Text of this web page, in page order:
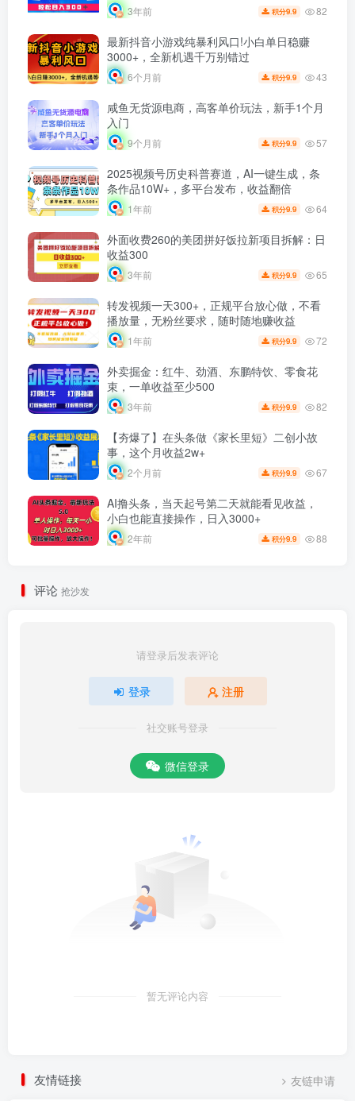
3年前 积分9.9 82
最新抖音小游戏纯暴利风口!小白单日稳赚
3000+，全新机遇千万别错过
6个月前 积分9.9 43
咸鱼无货源电商，高客单价玩法，新手1个月
入门
9个月前 积分9.9 57
2025视频号历史科普赛道，AI一键生成，条
条作品10W+，多平台发布，收益翻倍
1年前 积分9.9 64
外面收费260的美团拼好饭拉新项目拆解：日
收益300
3年前 积分9.9 65
转发视频一天300+，正规平台放心做，不看
播放量，无粉丝要求，随时随地赚收益
1年前 积分9.9 72
外卖掘金：红牛、劲酒、东鹏特饮、零食花
束，一单收益至少500
3年前 积分9.9 82
【夯爆了】在头条做《家长里短》二创小故
事，这个月收益2w+
2个月前 积分9.9 67
AI撸头条，当天起号第二天就能看见收益，
小白也能直接操作，日入3000+
2年前 积分9.9 88
评论 抢沙发
请登录后发表评论
登录 注册
社交账号登录
微信登录
暂无评论内容
友情链接 友链申请